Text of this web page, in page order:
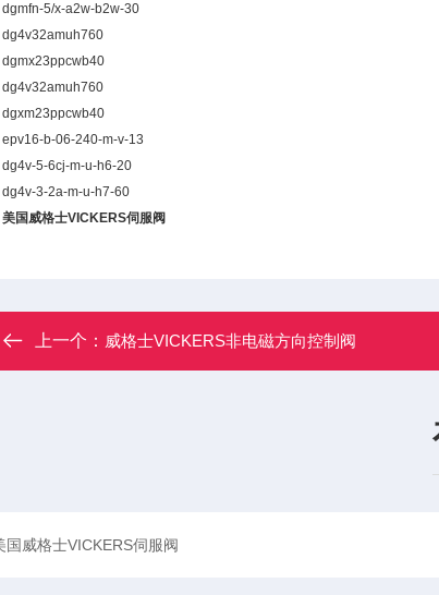
dgmfn-5/x-a2w-b2w-30
dg4v32amuh760
dgmx23ppcwb40
dg4v32amuh760
dgxm23ppcwb40
epv16-b-06-240-m-v-13
dg4v-5-6cj-m-u-h6-20
dg4v-3-2a-m-u-h7-60
美国威格士VICKERS伺服阀
上一个： 威格士VICKERS非电磁方向控制阀